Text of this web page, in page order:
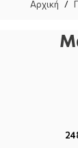
Αρχική /